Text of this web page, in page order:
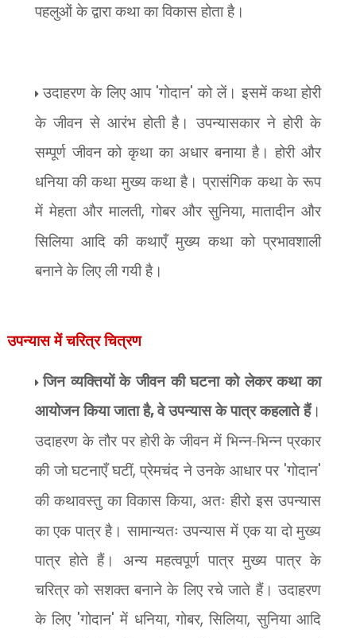
पहलुओं के द्वारा कथा का विकास होता है।
उदाहरण के लिए आप 'गोदान'को लें। इसमें कथा होरी
के जीवन से आरंभ होती है। उपन्यासकार ने होरी के
सम्पूर्ण जीवन को कृथा का अधार बनाया है। होरी और
धनिया की कथा मुख्य कथा है। प्रासंगिक कथा के रूप
में मेहता और मालती, गोबर और सुनिया,मातादीन और
सिलिया आदि की कथाएँ मुख्य कथा को प्रभावशाली
बनाने के लिए ली गयी है।
उपन्यास में चरित्र चित्रण
जिन व्यक्तियों के जीवन की घटना को लेकर कथा का
आयोजन किया जाता है,वे उपन्यास के पात्र कहलाते हैं।
उदाहरण के तौर पर होरी के जीवन में भिन्न-भिन्न प्रकार
की जो घटनाएँ घटीं,प्रेमचंद ने उनके आधार पर 'गोदान'
की कथावस्तु का विकास किया, अतः हीरो इस उपन्यास
का एक पात्र है। सामान्यतः उपन्यास में एक या दो मुख्य
पात्र होते हैं। अन्य महत्वपूर्ण पात्र मुख्य पात्र के
चरित्र को सशक्त बनाने के लिए रचे जाते हैं। उदाहरण
के लिए 'गोदान'में धनिया, गोबर,सिलिया, सुनिया आदि